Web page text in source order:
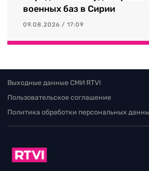
военных баз в Сирии
09.08.2026 / 17:09
Выходные данные СМИ RTVI
Пользовательское соглашение
Политика обработки персональных